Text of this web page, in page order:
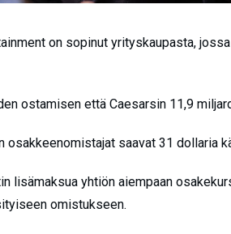
on sopinut yrityskaupasta,
ostamisen että Caesarsin 11,9
osakkeenomistajat saavat 31 dollaria
lisämaksua yhtiön aiempaan
omistukseen.